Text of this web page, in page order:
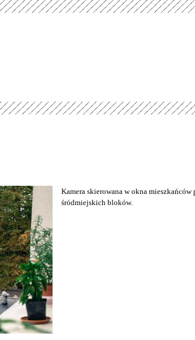
Kamera skierowana w okna
śródmiejskich bloków.